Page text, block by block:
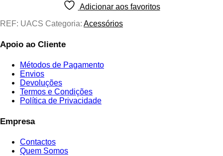
Adicionar aos favoritos
REF: UACS Categoria: Acessórios
Apoio ao Cliente
Métodos de Pagamento
Envios
Devoluções
Termos e Condições
Política de Privacidade
Empresa
Contactos
Quem Somos